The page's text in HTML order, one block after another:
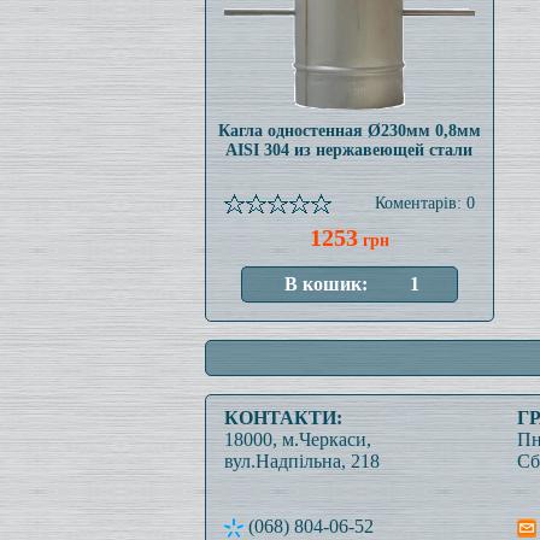
Кагла одностенная Ø230мм 0,8мм
AISI 304 из нержавеющей стали
Коментарів: 0
1253грн
КОНТАКТИ:
18000, м.Черкаси,
вул.Надпільна, 218
(068) 804-06-52